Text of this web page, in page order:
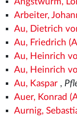
Arbeiter,
Au, Dietrich
Au, Friedrich
Au, Heinrich
Au, Heinrich
Au, Kaspar,
Auer, Konrad
Aurnig,